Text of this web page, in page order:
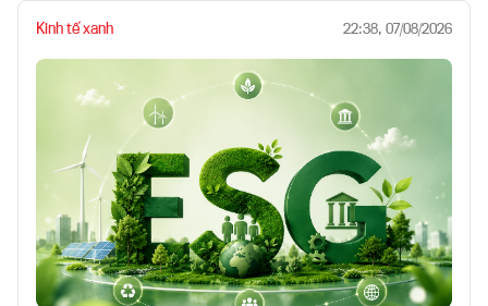
Kinh tế xanh 22:38, 07/08/2026